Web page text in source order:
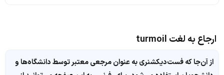
ارجاع به لغت turmoil
از آن‌جا که فست‌دیکشنری به عنوان مرجعی معتبر توسط دانشگاه‌ها و